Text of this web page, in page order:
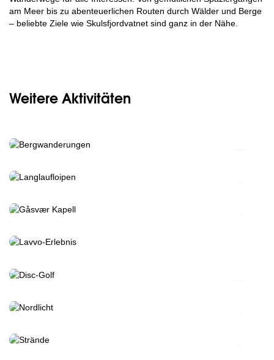
am Meer bis zu abenteuerlichen Routen durch Wälder und Berge
– beliebte Ziele wie Skulsfjordvatnet sind ganz in der Nähe.
Weitere Aktivitäten